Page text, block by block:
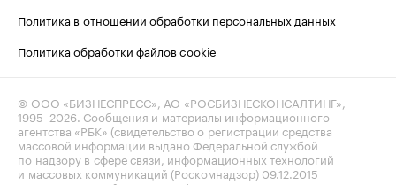
Политика в отношении обработки персональных данных
Политика обработки файлов cookie
© ООО «БИЗНЕСПРЕСС», АО «РОСБИЗНЕСКОНСАЛТИНГ»,
1995–2026 . Сообщения и материалы информационного
агентства «РБК» (свидетельство о регистрации средства
массовой информации выдано Федеральной службой
по надзору в сфере связи, информационных технологий
и массовых коммуникаций (Роскомнадзор) 09.12.2015